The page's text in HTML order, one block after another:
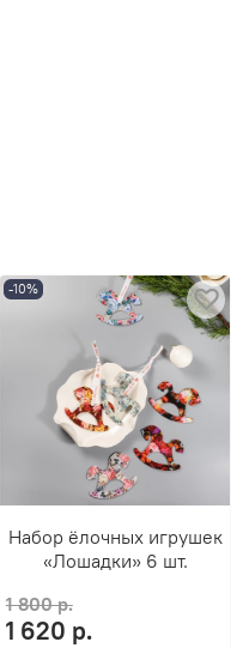
-10%
Набор ёлочных игрушек
«Лошадки» 6 шт.
1 800 р.
1 620 р.